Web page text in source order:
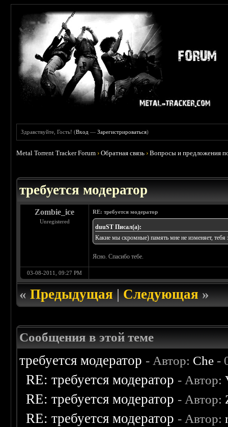
Здравствуйте, Гость! (Вход —Зарегистрироваться)
Metal Torrent Tracker Forum ›Обратная связь ›Вопросы и предложения
требуется модератор
Zombie_ice
Unregistered
RE: требуется модератор
duuST Писал(а):
Какие мы скромные) память мне не изменяет, тебя
Ясно. Спасибо тебе.
03-08-2011, 09:27 PM
«Предыдущая|Следующая»
Сообщения в этой теме
требуется модератор - Автор: Che -
RE: требуется модератор - Автор:
RE: требуется модератор - Автор:
RE: требуется модератор - Автор: